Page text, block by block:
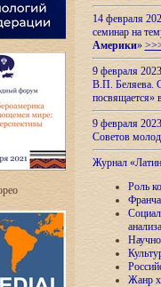
14 февраля
семинар на
Америки»
9 февраля
В.П. Беляева.
посвящается»
9 февраля
Советов
Журнал
Роль
анализа
Жанр